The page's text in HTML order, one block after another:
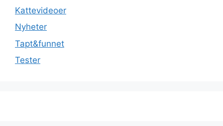
Kattevideoer
Nyheter
Tapt&funnet
Tester